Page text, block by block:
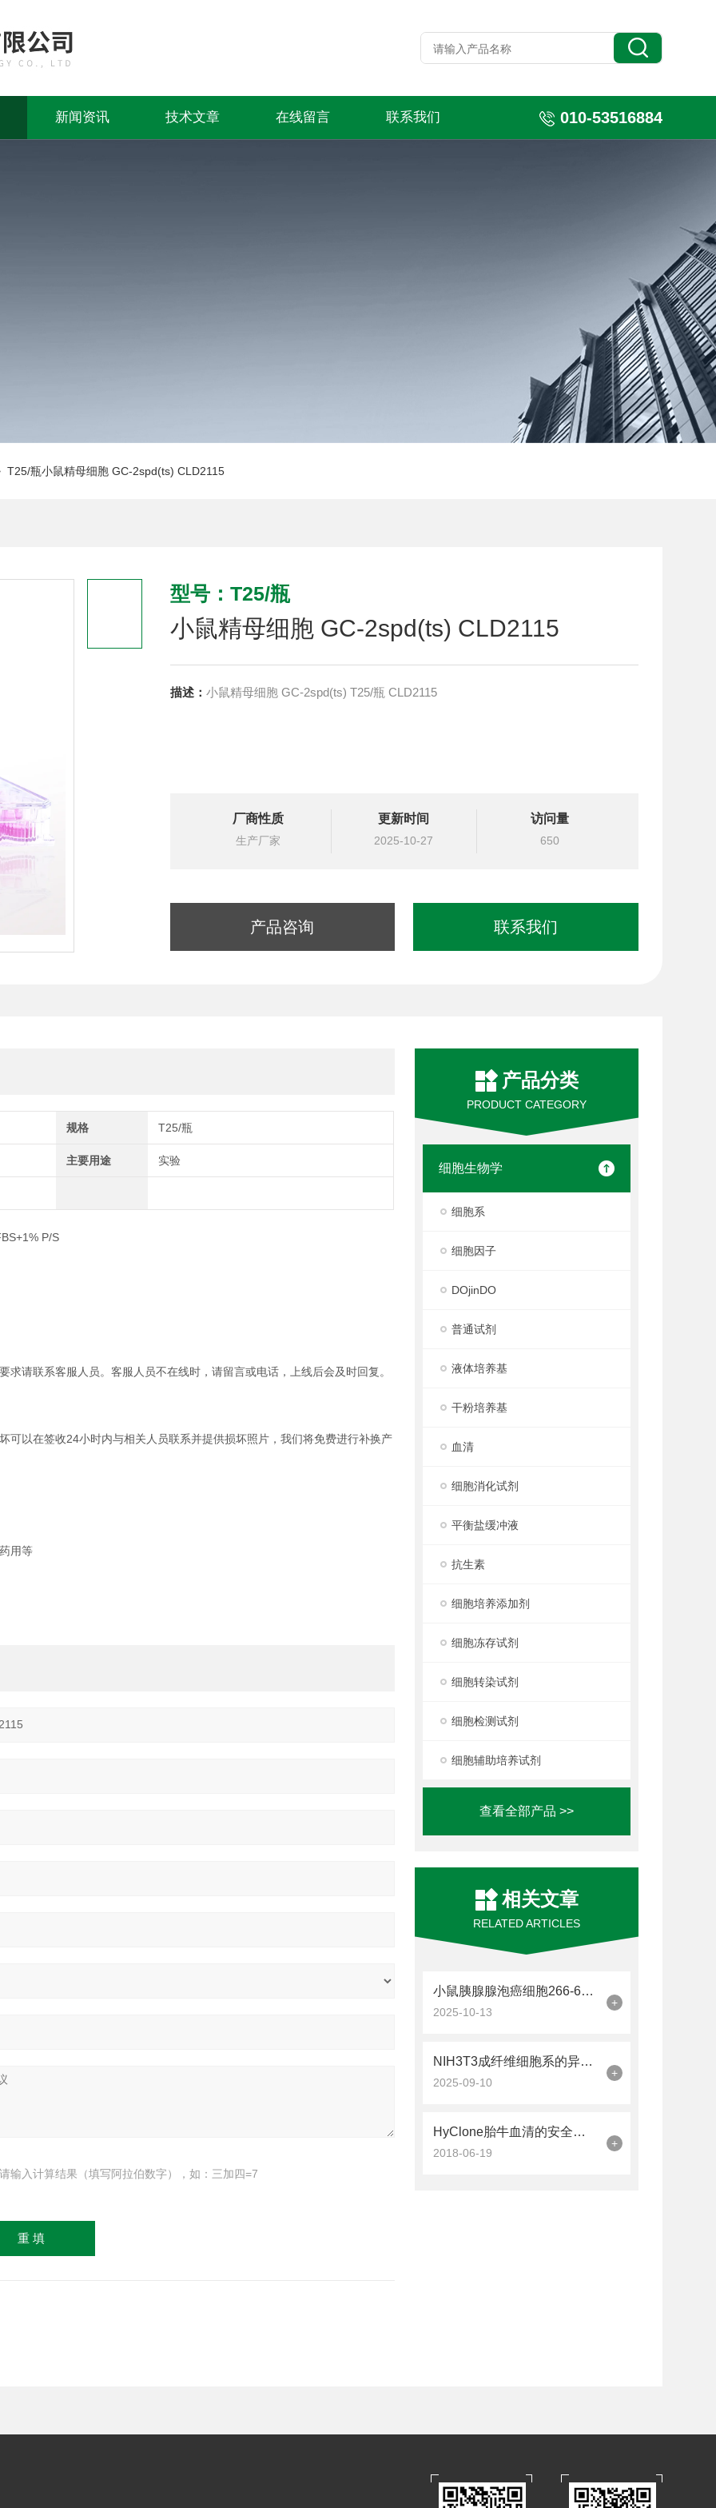
新闻资讯 技术文章 在线留言 联系我们 010-53516884
瓶小鼠精母细胞 GC-2spd(ts) CLD2115
型号：T25/瓶
小鼠精母细胞 GC-2spd(ts) CLD2115
描述： 小鼠精母细胞 GC-2spd(ts) T25/瓶 CLD2115
厂商性质
生产厂家
更新时间
2025-10-27
访问量
650
产品咨询 联系我们
产品分类
PRODUCT CATEGORY
细胞生物学
细胞系
细胞因子
DOjinDO
普通试剂
液体培养基
干粉培养基
血清
细胞消化试剂
平衡盐缓冲液
抗生素
细胞培养添加剂
细胞冻存试剂
细胞转染试剂
细胞检测试剂
细胞辅助培养试剂
查看全部产品 >>
相关文章
RELATED ARTICLES
小鼠胰腺腺泡癌细胞266-6的培养和鉴定方法
2025-10-13
+
NIH3T3成纤维细胞系的异质性解析
2025-09-10
+
HyClone胎牛血清的安全性很重要
2018-06-19
+
规格 T25/瓶
主要用途 实验
P/S
请联系客服人员。客服人员不在线时，请留言或电话，上线后会及时回复。
可以在签收24小时内与相关人员联系并提供损坏照片，我们将免费进行补换产
用等
请输入计算结果（填写阿拉伯数字），如：三加四=7